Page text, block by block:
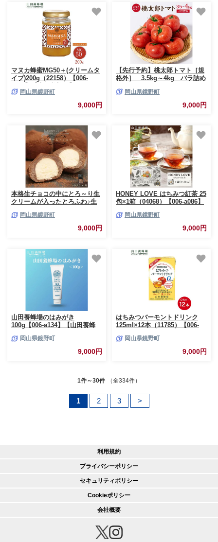
マヌカ蜂蜜MG50＋(クリームタ
イプ)200g（22158）【006-
岡山県鏡野町
9,000円
【先行予約】桃太郎トマト［規
格外］ 3.5kg～4kg バラ詰め
岡山県鏡野町
9,000円
本格生チョコの中にとろ～り生
クリームが入ったとろふわ♪生
［031-a012］
岡山県鏡野町
9,000円
HONEY LOVE はちみつ紅茶 25
包×1箱（04068）【006-a086】
岡山県鏡野町
9,000円
山田養蜂場のはみがき
100g【006-a134】【山田養蜂
岡山県鏡野町
9,000円
はちみつバーモントドリンク
125ml×12本（11785）【006-
岡山県鏡野町
9,000円
1件～30件 （全334件）
1 2 3 >
利用規約
プライバシーポリシー
セキュリティポリシー
Cookieポリシー
会社概要